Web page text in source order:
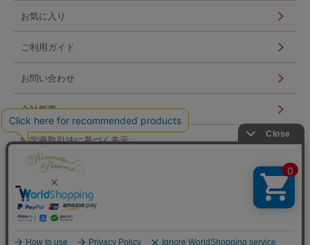
お気に入り
ご利用ガイド
お問い合わせ
会社概要
特定商取引法に基づく表示
個人情報の取扱い
ログイン